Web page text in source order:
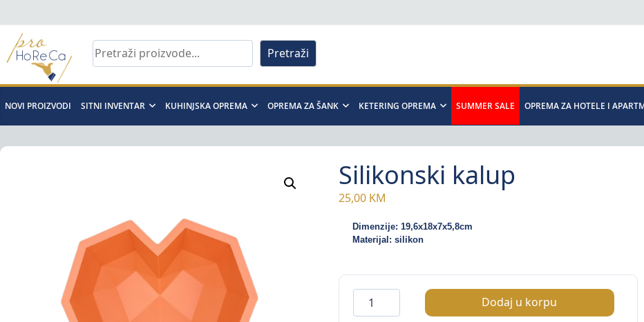
to
content
Pro
Horeca
d.o.o
Pretraži
NOVI PROIZVODI SITNI INVENTAR KUHINJSKA OPREMA OPREMA ZA ŠANK KETERING OPREMA SUMMER SALE OPREMA ZA HOTELE I
Silikonski kalup
25,00 KM
Dimenzije: 19,6x18x7x5,8cm
Materijal: silikon
Silikonski
kalup
Dodaj u korpu